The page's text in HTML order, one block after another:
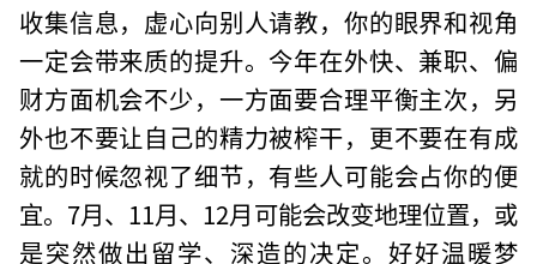
收集信息，虚心向别人请教，你的眼界和视角
一定会带来质的提升。今年在外快、兼职、偏
财方面机会不少，一方面要合理平衡主次，另
外也不要让自己的精力被榨干，更不要在有成
就的时候忽视了细节，有些人可能会占你的便
宜。7月、11月、12月可能会改变地理位置，或
是突然做出留学、深造的决定。好好温暖梦